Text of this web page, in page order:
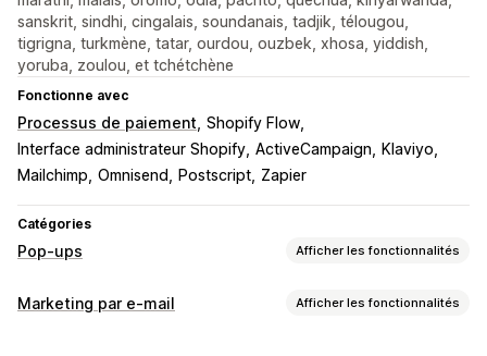
sanskrit, sindhi, cingalais, soundanais, tadjik, télougou,
tigrigna, turkmène, tatar, ourdou, ouzbek, xhosa, yiddish,
yoruba, zoulou, et tchétchène
Fonctionne avec
Processus de paiement Shopify Flow
Interface administrateur Shopify ActiveCampaign
Klaviyo
Mailchimp Omnisend Postscript Zapier
Catégories
Pop-ups Afficher les fonctionnalités
Types de pop-up
Marketing par e-mail Afficher les fonctionnalités